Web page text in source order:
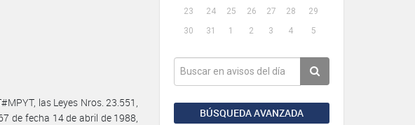
23
24 25 26 27 28
29
30
31 1 2 3 4 5
BÚSQUEDA AVANZADA
las Leyes Nros. 23.551,
de fecha 14 de abril de 1988,